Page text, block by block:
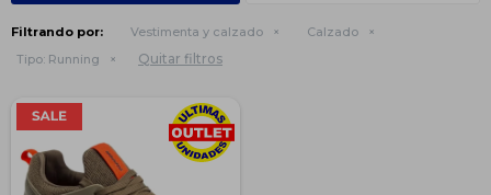
Filtrando por: Vestimenta y calzado
Calzado
Tipo: Running Quitar filtros